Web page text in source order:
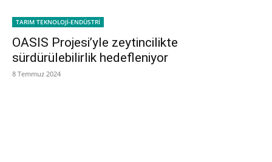
TARIM TEKNOLOJİ-ENDÜSTRİ
OASIS Projesi’yle zeytincilikte
sürdürülebilirlik hedefleniyor
8 Temmuz 2024